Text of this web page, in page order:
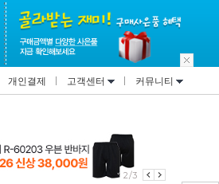
개인결제 고객센터 커뮤니티
2/3